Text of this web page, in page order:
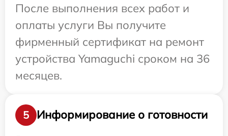
После выполнения всех работ и
оплаты услуги Вы получите
фирменный сертификат на ремонт
устройства Yamaguchi сроком на 36
месяцев.
5
Информирование о готовности